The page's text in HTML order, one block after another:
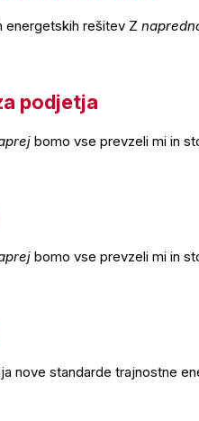
energetskih rešitev Z
podjetja
bomo vse prevzeli mi in
bomo vse prevzeli mi in
nove standarde trajnostne